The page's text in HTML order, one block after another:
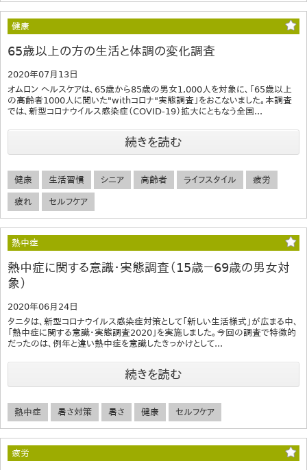
健康
65歳以上の方の生活と体調の変化調査
2020年07月13日
オムロン ヘルスケアは、65歳から85歳の男女1,000人を対象に、「65歳以上
の高齢者1000人に聞いた"withコロナ"実態調査」をおこないました。本調査
では、新型コロナウイルス感染症（COVID-19）拡大にともなう全国...
続きを読む
健康 生活習慣 シニア 高齢者 ライフスタイル 疲労
疲れ セルフケア
熱中症
熱中症に関する意識・実態調査（15歳－69歳の男女対
象）
2020年06月24日
タニタは、新型コロナウイルス感染症対策として「新しい生活様式」が広まる中、
「熱中症に関する意識・実態調査2020」を実施しました。今回の調査で特徴的
だったのは、例年と違い熱中症を意識したきっかけとして...
続きを読む
熱中症 暑さ対策 暑さ 健康 セルフケア
疲労